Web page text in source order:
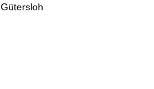
Gütersloh